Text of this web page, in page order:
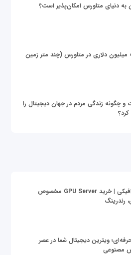
به دنیای متاورس امکان‌پذیر است؟
خرید زمین 4.3 میلیون دلاری در متاورس (چند متر زمین
چگونه زندگی مردم در جهان دیجیتال را
قیمت سرور گرافیکی | خرید GPU Server مخصوص
ویترین دیجیتال شما در عصر
مصنوعی